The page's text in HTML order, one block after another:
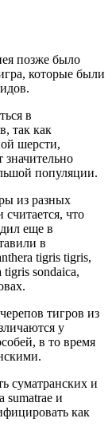
позже было
которые были
в
так как
шерсти,
популяции.
из разных
что
еще в
в
tigris tigris,
sondaica,
тигров из
у
в то время
суматранских и
sumatrae и
как